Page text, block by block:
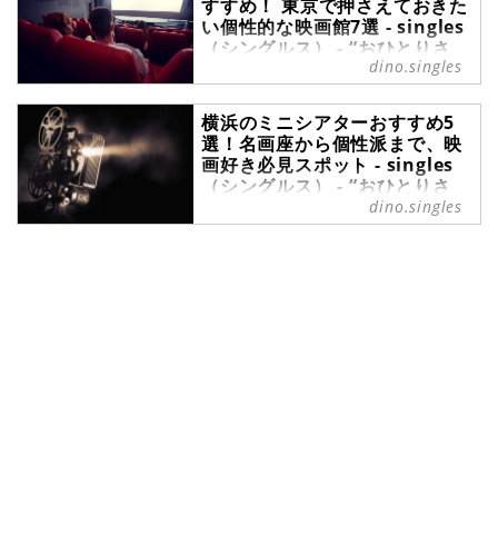
すすめ！ 東京で押さえておきた
い個性的な映画館7選 - singles
（シングルス） - “おひとりさ
ま”にフォーカスした情報サイト
ミニシアターは、大手シネコンでは
上映されない個性的な作品を扱う映
画館のこと。個性的でレトロな雰囲
気を楽しんだり、併設されたカフェ
で鑑賞後の余韻を楽しんだりと、映
画以外の体験ができる点も魅力で
dino.singles
横浜のミニシアターおすすめ5
選！名画座から個性派まで、映
画好き必見スポット - singles
（シングルス） - “おひとりさ
ま”にフォーカスした情報サイト
dino.singles